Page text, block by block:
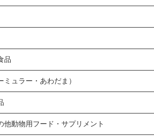
品
ュラー・あわだま）
他動物用フード・サプリメント